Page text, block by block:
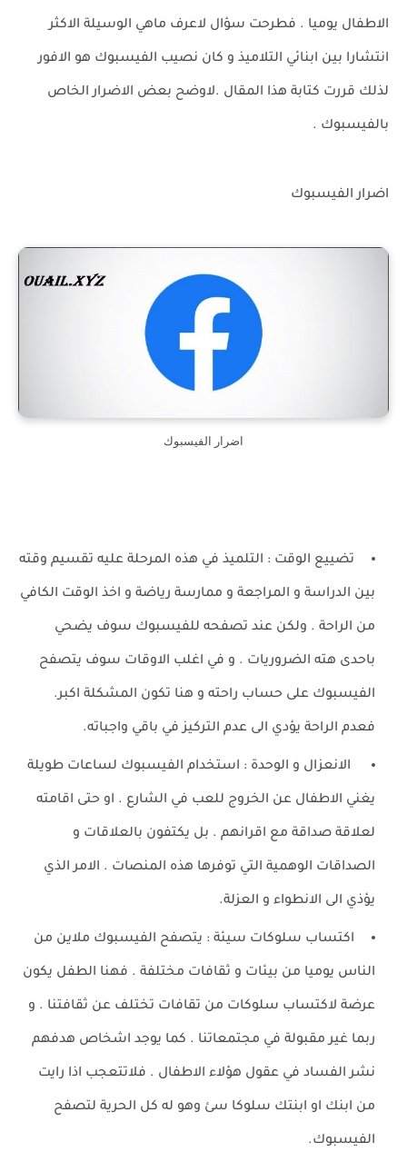
الاطفال يوميا . فطرحت سؤال لاعرف ماهي الوسيلة الاكثر
انتشارا بين ابنائي التلاميذ و كان نصيب الفيسبوك هو الافور
لذلك قررت كتابة هذا المقال .لاوضح بعض الاضرار الخاص
بالفيسبوك .
اضرار الفيسبوك
اضرار الفيسبوك
تضييع الوقت : التلميذ في هذه المرحلة عليه تقسيم وقته
بين الدراسة و المراجعة و ممارسة رياضة و اخذ الوقت الكافي
من الراحة . ولكن عند تصفحه للفيسبوك سوف يضحي
باحدى هته الضروريات . و في اغلب الاوقات سوف يتصفح
الفيسبوك على حساب راحته و هنا تكون المشكلة اكبر.
فعدم الراحة يؤدي الى عدم التركيز في باقي واجباته.
الانعزال و الوحدة : استخدام الفيسبوك لساعات طويلة
يغني الاطفال عن الخروج للعب في الشارع . او حتى اقامته
لعلاقة صداقة مع اقرانهم . بل يكتفون بالعلاقات و
الصداقات الوهمية التي توفرها هذه المنصات . الامر الذي
يؤذي الى الانطواء و العزلة.
اكتساب سلوكات سيئة : يتصفح الفيسبوك ملاين من
الناس يوميا من بيئات و ثقافات مختلفة . فهنا الطفل يكون
عرضة لاكتساب سلوكات من تقافات تختلف عن ثقافتنا . و
ربما غير مقبولة في مجتمعاتنا . كما يوجد اشخاص هدفهم
نشر الفساد في عقول هؤلاء الاطفال . فلاتتعجب اذا رايت
من ابنك او ابنتك سلوكا سئ وهو له كل الحرية لتصفح
الفيسبوك.